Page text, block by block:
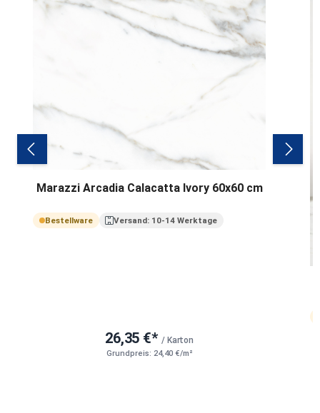
Marazzi Arcadia Calacatta Ivory 60x60 cm
Bestellware Versand: 10-14 Werktage
26,35 €* / Karton
Grundpreis: 24,40 €/m²